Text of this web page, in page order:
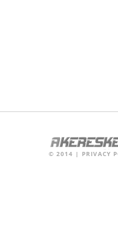
© 2014 | PRIVACY